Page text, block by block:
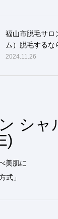
福山市脱毛サロ
ム）脱毛するな
2024.11.26
シャ
美肌に
式」